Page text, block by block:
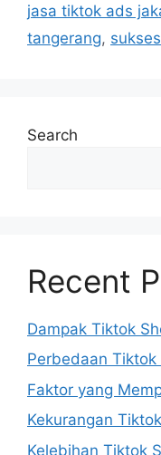
jasa tiktok ads
tangerang,
Search
Recent
Dampak Tiktok
Perbedaan
Faktor yang
Kekurangan
Kelebihan Tiktok